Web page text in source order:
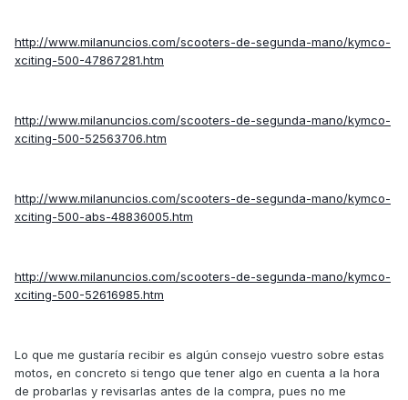
http://www.milanuncios.com/scooters-de-segunda-mano/kymco-
xciting-500-47867281.htm
http://www.milanuncios.com/scooters-de-segunda-mano/kymco-
xciting-500-52563706.htm
http://www.milanuncios.com/scooters-de-segunda-mano/kymco-
xciting-500-abs-48836005.htm
http://www.milanuncios.com/scooters-de-segunda-mano/kymco-
xciting-500-52616985.htm
Lo que me gustaría recibir es algún consejo vuestro sobre estas
motos, en concreto si tengo que tener algo en cuenta a la hora
de probarlas y revisarlas antes de la compra, pues no me